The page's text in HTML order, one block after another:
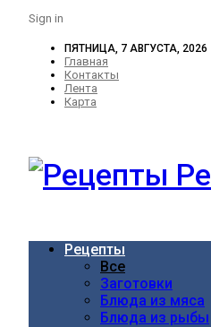
Sign in
ПЯТНИЦА, 7 АВГУСТА, 2026
Главная
Контакты
Лента
Карта
Рецепты
Все
Заготовки
Блюда из мяса
Блюда из рыбы